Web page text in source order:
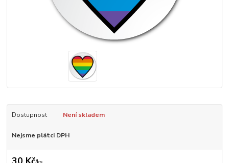
Dostupnost Není skladem
Nejsme plátci DPH